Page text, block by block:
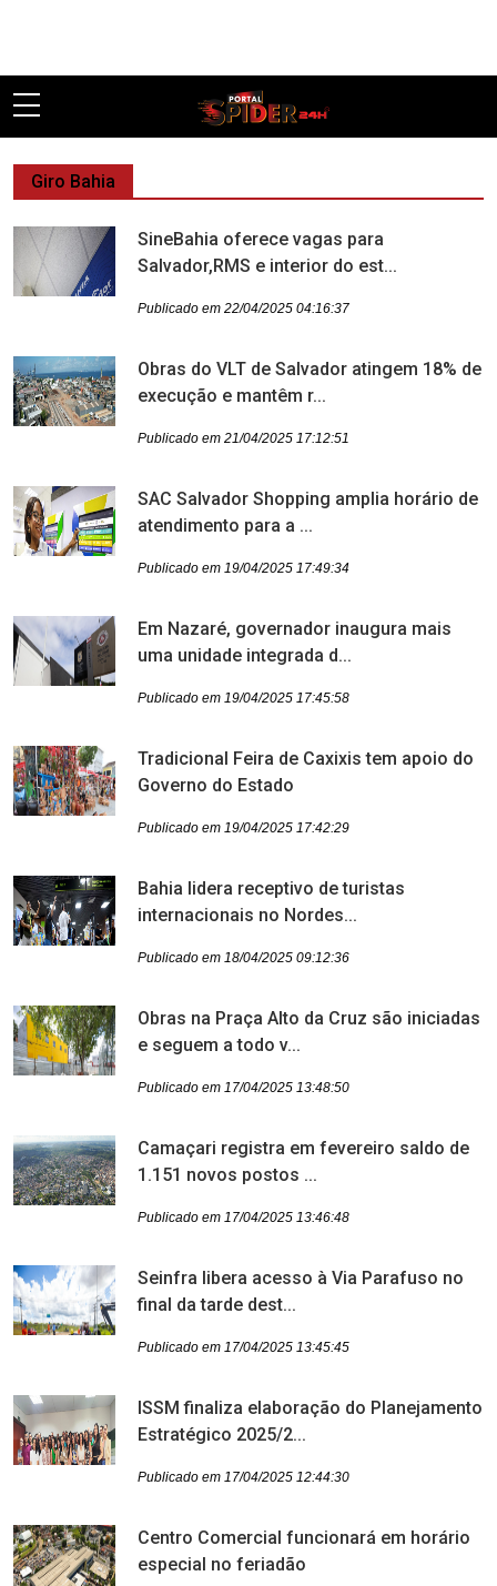
Giro Bahia
SineBahia oferece vagas para
Salvador,RMS e interior do est...
Publicado em 22/04/2025 04:16:37
Obras do VLT de Salvador atingem 18% de
execução e mantêm r...
Publicado em 21/04/2025 17:12:51
SAC Salvador Shopping amplia horário de
atendimento para a ...
Publicado em 19/04/2025 17:49:34
Em Nazaré, governador inaugura mais
uma unidade integrada d...
Publicado em 19/04/2025 17:45:58
Tradicional Feira de Caxixis tem apoio do
Governo do Estado
Publicado em 19/04/2025 17:42:29
Bahia lidera receptivo de turistas
internacionais no Nordes...
Publicado em 18/04/2025 09:12:36
Obras na Praça Alto da Cruz são iniciadas
e seguem a todo v...
Publicado em 17/04/2025 13:48:50
Camaçari registra em fevereiro saldo de
1.151 novos postos ...
Publicado em 17/04/2025 13:46:48
Seinfra libera acesso à Via Parafuso no
final da tarde dest...
Publicado em 17/04/2025 13:45:45
ISSM finaliza elaboração do Planejamento
Estratégico 2025/2...
Publicado em 17/04/2025 12:44:30
Centro Comercial funcionará em horário
especial no feriadão